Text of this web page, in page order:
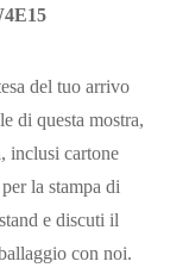
del tuo arrivo
di questa mostra,
inclusi cartone
la stampa di
e discuti il
con noi.